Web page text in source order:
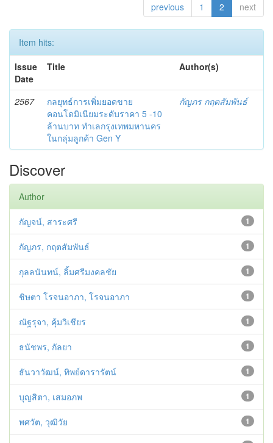
previous 1 2 next
Item hits:
Issue
Date
Title Author(s)
2567
กลยุทธ์การเพิ่มยอดขาย
คอนโดมิเนียมระดับราคา 5 -10
ล้านบาท ทำเลกรุงเทพมหานคร
ในกลุ่มลูกค้า Gen Y
กัญภร กฤตสัมพันธ์
Discover
Author
1
กัญจน์, สาระศรี
1
กัญภร, กฤตสัมพันธ์
1
กุลลนันทน์, ลิ้มศรีมงคลชัย
1
ชิษตา โรจนอาภา, โรจนอาภา
1
ณัฐรุจา, คุ้มวิเชียร
1
ธนัชพร, กัลยา
1
ธันวาวัฒน์, ทิพย์ดารารัตน์
1
บุญสิตา, เสมอภพ
1
พศวัต, วุฒิวัย